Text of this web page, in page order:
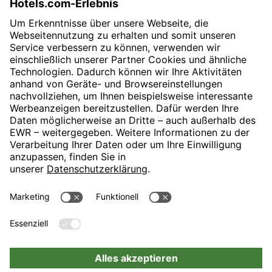
SVP Communications & PR
E-Mail:presse@revo-h.com